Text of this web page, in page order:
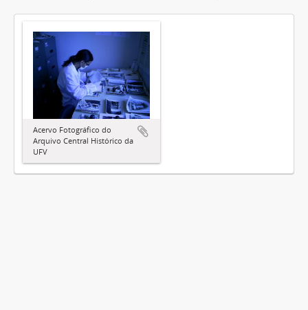
Acervo Fotográfico do
Arquivo Central Histórico da
UFV